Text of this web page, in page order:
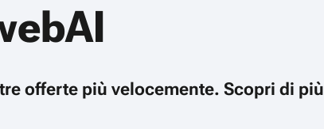
offerte più velocemente. Scopri di più